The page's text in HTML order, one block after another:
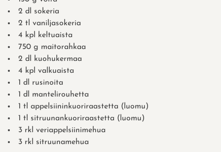
2 dl sokeria
2 tl vaniljasokeria
4 kpl keltuaista
750 g maitorahkaa
2 dl kuohukermaa
4 kpl valkuaista
1 dl rusinoita
1 dl mantelirouhetta
1 tl appelsiininkuoriraastetta (luomu)
1 tl sitruunankuoriraastetta (luomu)
3 rkl veriappelsiinimehua
3 rkl sitruunamehua